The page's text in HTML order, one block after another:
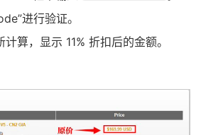
进行验证。
算，显示 11% 折扣后的金额。